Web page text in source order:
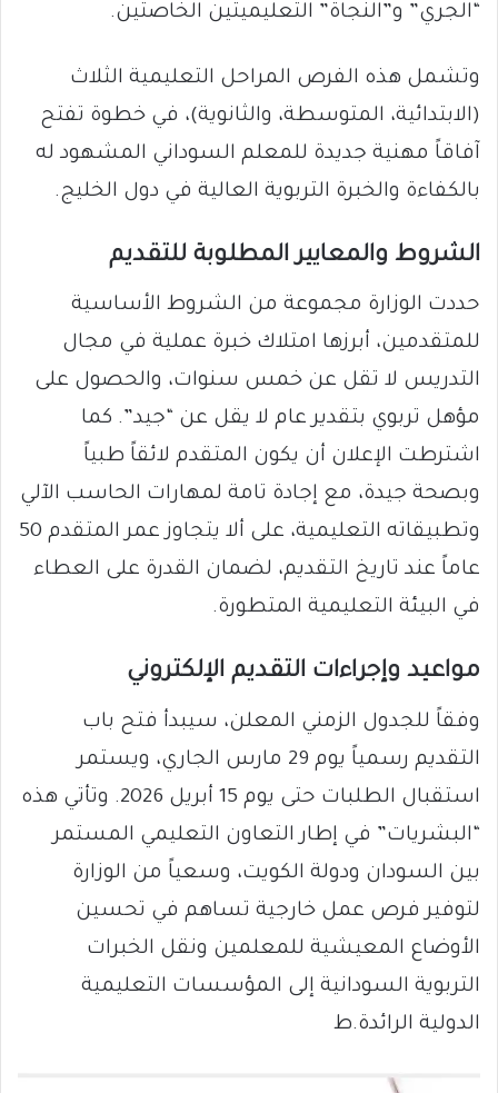
“الجري” و”النجاة” التعليميتين الخاصتين.
وتشمل هذه الفرص المراحل التعليمية الثلاث
(الابتدائية، المتوسطة، والثانوية)، في خطوة تفتح
آفاقاً مهنية جديدة للمعلم السوداني المشهود له
بالكفاءة والخبرة التربوية العالية في دول الخليج.
​الشروط والمعايير المطلوبة للتقديم
​حددت الوزارة مجموعة من الشروط الأساسية
للمتقدمين، أبرزها امتلاك خبرة عملية في مجال
التدريس لا تقل عن خمس سنوات، والحصول على
مؤهل تربوي بتقدير عام لا يقل عن “جيد”. كما
اشترطت الإعلان أن يكون المتقدم لائقاً طبياً
وبصحة جيدة، مع إجادة تامة لمهارات الحاسب الآلي
وتطبيقاته التعليمية، على ألا يتجاوز عمر المتقدم 50
عاماً عند تاريخ التقديم، لضمان القدرة على العطاء
في البيئة التعليمية المتطورة.
​مواعيد وإجراءات التقديم الإلكتروني
​وفقاً للجدول الزمني المعلن، سيبدأ فتح باب
التقديم رسمياً يوم 29 مارس الجاري، ويستمر
استقبال الطلبات حتى يوم 15 أبريل 2026. وتأتي هذه
“البشريات” في إطار التعاون التعليمي المستمر
بين السودان ودولة الكويت، وسعياً من الوزارة
لتوفير فرص عمل خارجية تساهم في تحسين
الأوضاع المعيشية للمعلمين ونقل الخبرات
التربوية السودانية إلى المؤسسات التعليمية
الدولية الرائدة.ط